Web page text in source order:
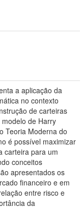
a aplicação da
no contexto
de carteiras
de Harry
Teoria Moderna do
é possível maximizar
carteira para um
conceitos
apresentados os
financeiro e em
entre risco e
da